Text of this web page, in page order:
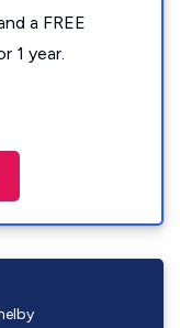
a FREE
1 year.